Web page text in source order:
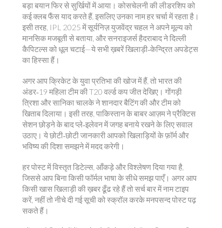
बड़ा बयान फिर से सुर्खियों में आया। कोसचेलनी की लीडरशिप को
कई क्लब फैंस याद करते हैं, इसलिए उनका नाम हर चर्चा में रहता है।
इसी तरह, IPL 2025 में सूर्यनिज़ युजवेंद्र चहल ने अपने मूल्य को
मानसिक मजबूती से बताया, और सनराइजर्स हैदराबाद ने दिल्ली
कैपिटल्स को धूल चटाई—ये सभी ख़बरें खिलाड़ी‑केन्द्रित अपडेट्स
का हिस्सा हैं।
अगर आप क्रिकेट के युवा प्रतिभा की खोज में हैं, तो भारत की
अंडर‑19 महिला टीम की T20 वर्ल्ड कप जीत देखिए। गोंगड़ी
त्रिशा और सानिका चालके ने शानदार बैटिंग की और टीम को
खिताब दिलाया। इसी तरह, पाकिस्तान के बाबर आज़म ने प्रैक्टिस
सेशन छोड़ने के बाद प्ले‑इलेवन में जगह बनाये रखने के लिए सवाल
उठाए। ये छोटी‑छोटी जानकारी आपको खिलाड़ियों के फ़ॉर्म और
भविष्य की दिशा समझने में मदद करेगी।
हर पोस्ट में विस्तृत डिटेल्स, आँकड़े और विश्लेषण दिया गया है,
जिससे आप बिना किसी फॉर्मल भाषा के सीधे समझ पाएँ। अगर आप
किसी खास खिलाड़ी की ख़बर ढूँढ रहे हैं तो सर्च बार में नाम टाइप
करें, नहीं तो नीचे दी गई सूची को स्क्रॉल करके मनपसन्द पोस्ट पढ़
सकते हैं।